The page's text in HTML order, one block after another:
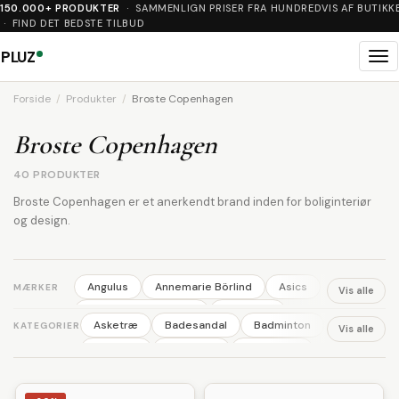
150.000+ PRODUKTER
· SAMMENLIGN PRISER FRA HUNDREDVIS AF
· FIND DET BEDSTE TILBUD
PLUZ
Forside Produkter Broste Copenhagen
Broste Copenhagen
40 PRODUKTER
Broste Copenhagen er et anerkendt brand inden for boliginteriør
og design.
MÆRKER Angulus Annemarie Börlind
Asics
Australian BodyCare
Backpack
Ball
Basil Bisgaard
Björn Borg
Bodylab
BOSS Britax
Brixton
Broste Copenhagen
Bundgaard
Vis alle
KATEGORIER Asketræ Badesandal
Badminton
Vis alle